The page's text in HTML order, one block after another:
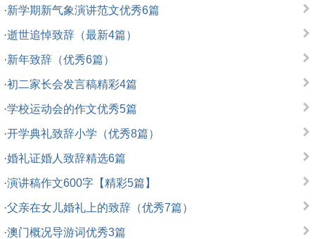
·新学期新气象演讲范文优秀6篇
·逝世追悼致辞（最新4篇）
·新年致辞（优秀6篇）
·初二家长会发言稿精彩4篇
·学校运动会的作文优秀5篇
·开学典礼致辞小学（优秀8篇）
·婚礼证婚人致辞精选6篇
·演讲稿作文600字【精彩5篇】
·父亲在女儿婚礼上的致辞（优秀7篇）
·澳门概况导游词优秀3篇